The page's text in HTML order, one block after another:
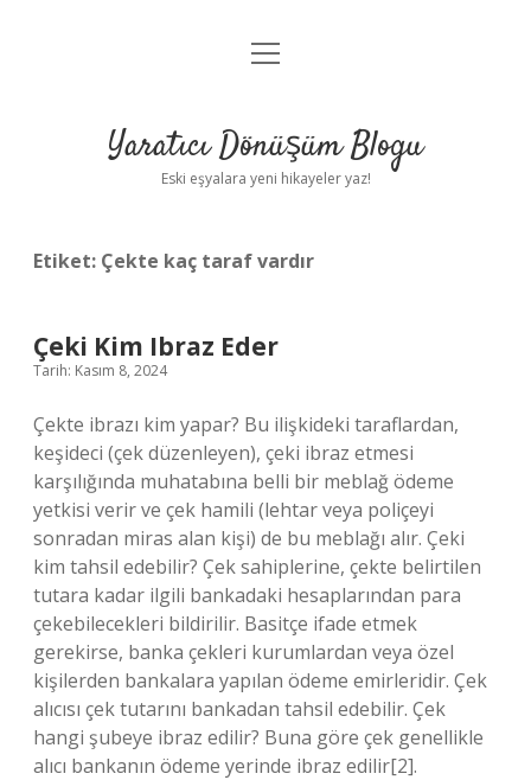
Anasayfa
Yasal Uyarı
menüyü
Yaratıcı Dönüşüm Blogu
Eski eşyalara yeni hikayeler yaz!
Etiket: Çekte kaç taraf vardır
Çeki Kim Ibraz Eder
Tarih: Kasım 8, 2024
Çekte ibrazı kim yapar? Bu ilişkideki taraflardan,
keşideci (çek düzenleyen), çeki ibraz etmesi
karşılığında muhatabına belli bir meblağ ödeme
yetkisi verir ve çek hamili (lehtar veya poliçeyi
sonradan miras alan kişi) de bu meblağı alır. Çeki
kim tahsil edebilir? Çek sahiplerine, çekte belirtilen
tutara kadar ilgili bankadaki hesaplarından para
çekebilecekleri bildirilir. Basitçe ifade etmek
gerekirse, banka çekleri kurumlardan veya özel
kişilerden bankalara yapılan ödeme emirleridir. Çek
alıcısı çek tutarını bankadan tahsil edebilir. Çek
hangi şubeye ibraz edilir? Buna göre çek genellikle
alıcı bankanın ödeme yerinde ibraz edilir[2].